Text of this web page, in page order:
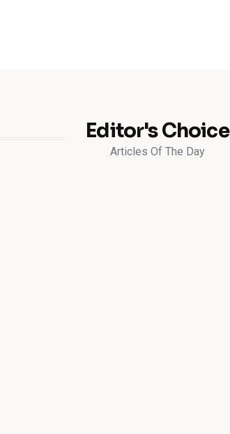
Editor's Choice
Articles Of The Day